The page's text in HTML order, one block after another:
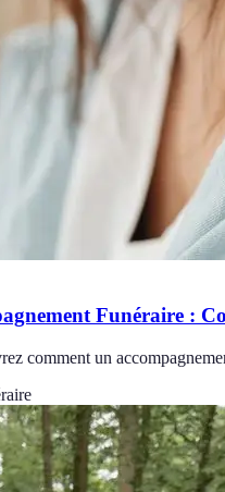
Funéraire :
comment un